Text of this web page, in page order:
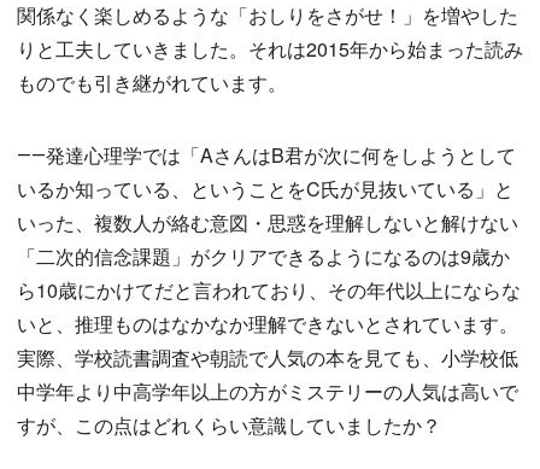
関係なく楽しめるような「おしりをさがせ！」を増やした
りと工夫していきました。それは2015年から始まった読み
ものでも引き継がれています。
――発達心理学では「AさんはB君が次に何をしようとして
いるか知っている、ということをC氏が見抜いている」と
いった、複数人が絡む意図・思惑を理解しないと解けない
「二次的信念課題」がクリアできるようになるのは9歳か
ら10歳にかけてだと言われており、その年代以上にならな
いと、推理ものはなかなか理解できないとされています。
実際、学校読書調査や朝読で人気の本を見ても、小学校低
中学年より中高学年以上の方がミステリーの人気は高いで
すが、この点はどれくらい意識していましたか？